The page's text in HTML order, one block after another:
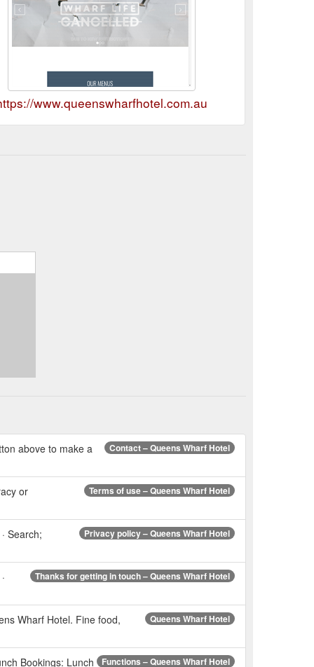
www.queenswharfhotel.com.au
Contact – Queens Wharf Hotel
above to make a
Terms of use – Queens Wharf Hotel
or
Privacy policy – Queens Wharf Hotel
Search;
Thanks for getting in touch – Queens Wharf Hotel
Queens Wharf Hotel
Wharf Hotel. Fine food,
Functions – Queens Wharf Hotel
Bookings: Lunch